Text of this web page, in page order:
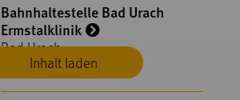
Inhalt laden
Bahnhaltestelle Bad Urach
Ermstalklinik
Bad Urach